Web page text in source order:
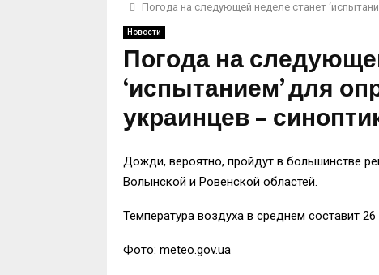
Погода на следующей неделе станет
Новости
Погода на
‘испытанием’ для
украинцев –
Дожди, вероятно, пройдут в большинстве
Волынской и Ровенской областей.
Температура воздуха в среднем составит 26
Фото: meteo.gov.ua